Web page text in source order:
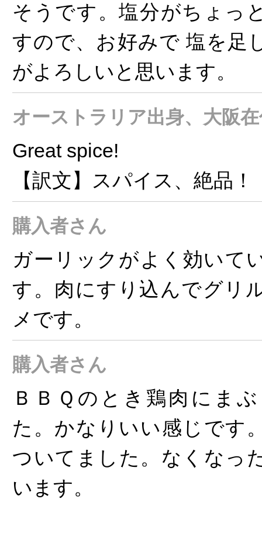
そうです。塩分がちょっ
すので、お好みで 塩を足
がよろしいと思います。
オーストラリア出身、大阪
Great spice!
【訳文】スパイス、絶品！
購入者さん
ガーリックがよく効いて
す。肉にすり込んでグリ
メです。
購入者さん
ＢＢＱのとき鶏肉にま
た。かなりいい感じです
ついてました。なくなっ
います。